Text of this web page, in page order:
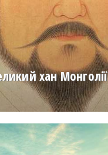
хан Монголії